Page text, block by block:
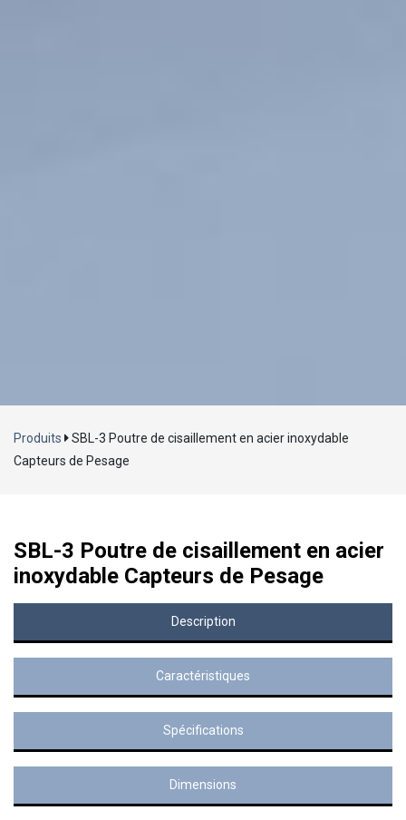
Produits
SBL-3 Poutre de cisaillement en acier inoxydable
Capteurs de Pesage
SBL-3 Poutre de cisaillement en acier
inoxydable Capteurs de Pesage
Description
Caractéristiques
Spécifications
Dimensions